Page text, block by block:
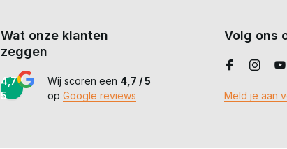
Wat onze klanten
zeggen
4,7 /
5
Wij scoren een 4,7 / 5
op Google reviews
Volg ons
Meld je aan